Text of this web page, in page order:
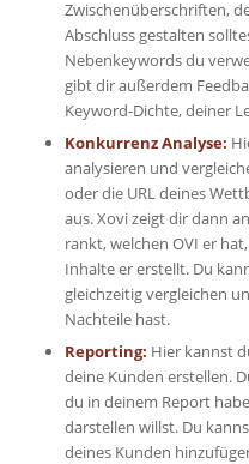
Zwischenüberschriften,
Abschluss gestalten
Nebenkeywords du
gibt dir außerdem
Keyword-Dichte, deiner
Konkurrenz Analyse:
analysieren und
oder die URL deines
aus. Xovi zeigt dir dann
rankt, welchen OVI er
Inhalte er erstellt. Du
gleichzeitig vergleichen
Nachteile hast.
Reporting: Hier kannst
deine Kunden erstellen.
du in deinem Report
darstellen willst. Du
deines Kunden